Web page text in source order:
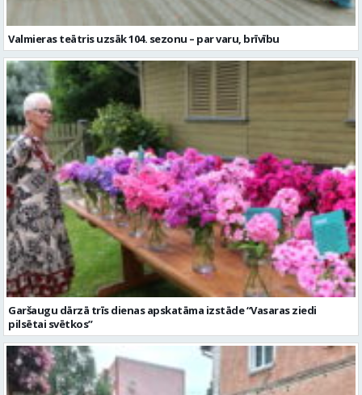
Valmieras teātris uzsāk 104. sezonu – par varu, brīvību
Garšaugu dārzā trīs dienas apskatāma izstāde “Vasaras ziedi
pilsētai svētkos”